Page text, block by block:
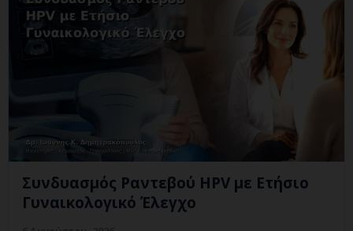
Συνδυασμός Ραντεβού HPV με Ετήσιο
Γυναικολογικό Έλεγχο